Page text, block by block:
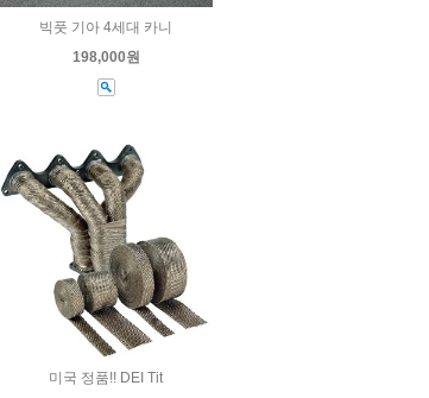
빅풋 기아 4세대 카니
198,000원
미국 정품!! DEI Tit